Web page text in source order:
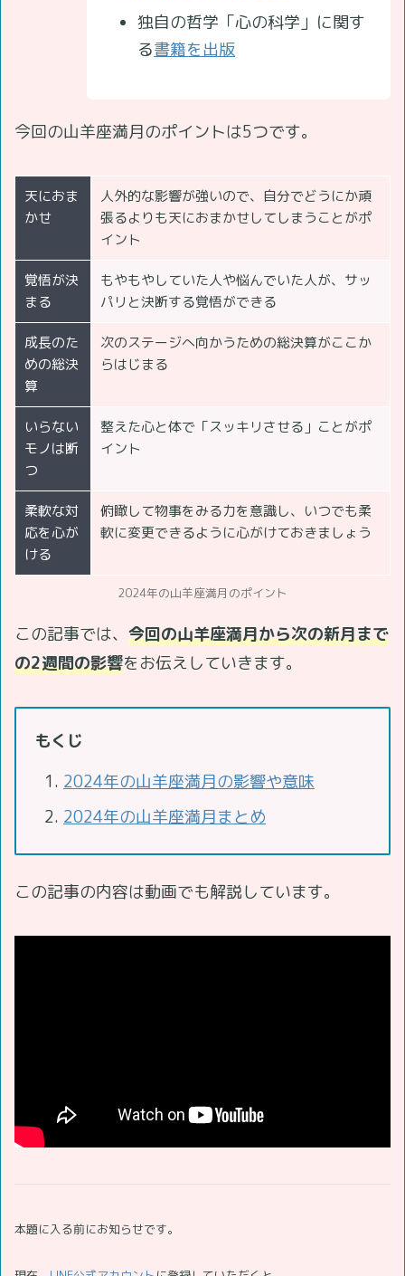
独自の哲学「心の科学」に関す
る書籍を出版
今回の山羊座満月のポイントは5つです。
天におま
かせ
人外的な影響が強いので、自分でどうにか頑
張るよりも天におまかせしてしまうことがポ
イント
覚悟が決
まる
もやもやしていた人や悩んでいた人が、サッ
パリと決断する覚悟ができる
成長のた
めの総決
算
次のステージへ向かうための総決算がここか
らはじまる
いらない
モノは断
つ
整えた心と体で「スッキリさせる」ことがポ
イント
柔軟な対
応を心が
ける
俯瞰して物事をみる力を意識し、いつでも柔
軟に変更できるように心がけておきましょう
2024年の山羊座満月のポイント
この記事では、 今回の山羊座満月から次の新月まで
の2週間の影響をお伝えしていきます。
もくじ
2024年の山羊座満月の影響や意味
2024年の山羊座満月まとめ
この記事の内容は動画でも解説しています。
本題に入る前にお知らせです。